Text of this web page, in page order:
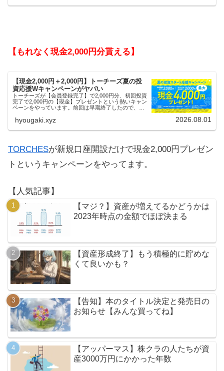
【もれなく現金2,000円分貰える】
【現金2,000円＋2,000円】トーチーズ夏の投
資応援Wキャンペーンがヤバい
トーチーズが【会員登録完了】で2,000円分、初回投資
完了で2,000円の【現金】プレゼントという熱いキャン
ペーンをやっています。前回は早期終了したので、使
hyougaki.xyz 2026.08.01
TORCHESが新規口座開設だけで現金2,000円プレゼン
トというキャンペーンをやってます。
【人気記事】
【マジ？】資産が増えてるかどうかは
2023年時点の金額でほぼ決まる
【資産形成終了】もう積極的に貯めな
くて良いかも？
【告知】本のタイトル決定と発売日の
お知らせ【みんな買ってね】
【アッパーマス】株クラの人たちが資
産3000万円にかかった年数